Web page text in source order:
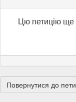
Цю петицію ще
Повернутися до